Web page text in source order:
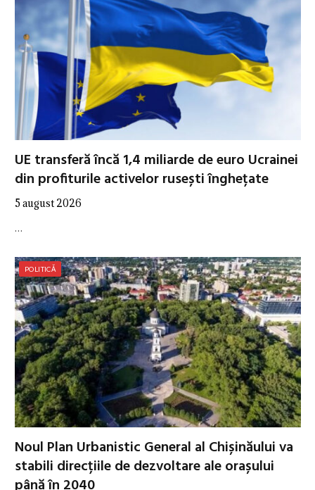
UE transferă încă 1,4 miliarde de euro Ucrainei
din profiturile activelor rusești înghețate
5 august 2026
…
POLITICĂ
Noul Plan Urbanistic General al Chișinăului va
stabili direcțiile de dezvoltare ale orașului